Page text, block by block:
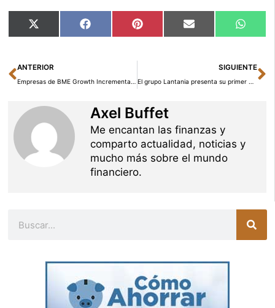
Compartir
en
X
(Twitter)
Compartir
en
Facebook Compartir
en
Pinterest Compartir
en
Email
en
Ant
ANTERIOR
Empresas de BME Growth Incrementan Facturación un 28% Anualizado en Última Década
SIGUIENTE
El grupo Lantania presenta su primer programa de pagarés en el MARF por 50 millones
Axel Buffet
Me encantan las finanzas y
comparto actualidad, noticias y
mucho más sobre el mundo
financiero.